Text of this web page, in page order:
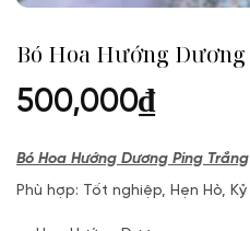
Bó Hoa Hướng
500,000₫
Bó Hoa Hướng Dương Ping Trắng
Phù hợp: Tốt nghiệp, Hẹn Hò,